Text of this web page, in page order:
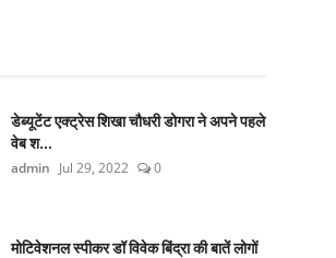
डेब्यूटेंट एक्ट्रेस शिखा चौधरी डोगरा ने अपने पहले
वेब श...
admin Jul 29, 2022 0
मोटिवेशनल स्पीकर डॉ विवेक बिंद्रा की बातें लोगों